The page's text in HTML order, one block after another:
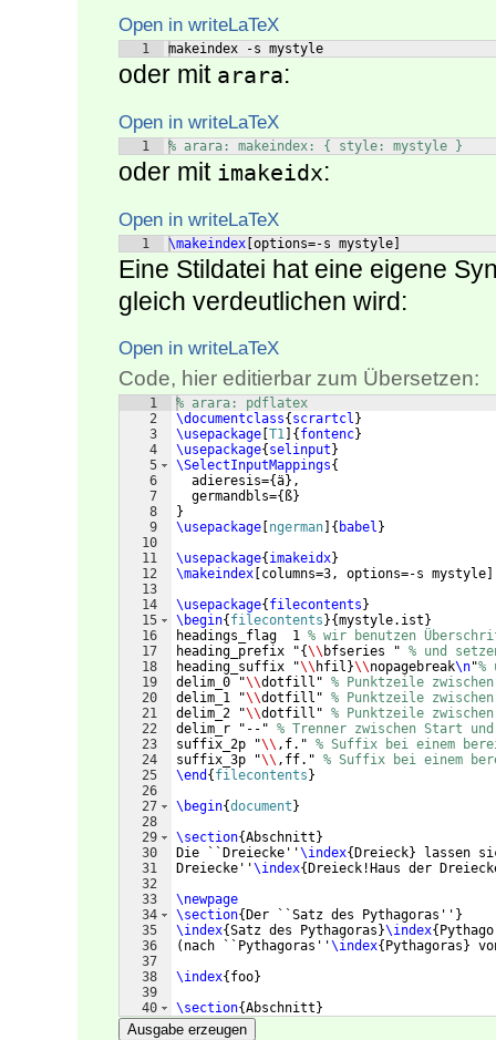
Open in writeLaTeX
1 makeindex -s mystyle
oder mit arara:
Open in writeLaTeX
1 % arara: makeindex: { style: mystyle }
oder mit imakeidx:
Open in writeLaTeX
1 \makeindex options=-s mystyle
Eine Stildatei hat eine eigene
gleich verdeutlichen wird:
Open in writeLaTeX
Code, hier editierbar zum Übersetzen:
1
2
3
4
5
6
7
8
9
10
11
12
13
14
15
16
17
18
19
20
21
22
23
24
25
26
27
28
29
30
31
32
33
34
35
36
37
38
39
40
41
% arara: pdflatex
\documentclass{ scrartcl }
\usepackage T1 { fontenc}
\usepackage{ selinput }
\SelectInputMappings{
  adieresis=
{ä} ,
  germandbls=
{ ß}
}
\usepackage ngerman { babel }
\usepackage{ imakeidx}
\makeindex columns=3, options=-s mystyle
\usepackage{ filecontents }
\begin{ filecontents }{mystyle.ist }
headings_flag  1 % wir benutzen
heading_prefix "{\\ bfseries " % und
heading_suffix "\\ hfil }\\nopagebreak\n"%
delim_0 "\\dotfill" % Punktzeile
delim_1 "\\dotfill" % Punktzeile
delim_2 "\\dotfill" % Punktzeile
delim_r "--" % Trenner zwischen Start
suffix_2p "\\ ,f." % Suffix bei einem
suffix_3p "\\ ,ff." % Suffix bei einem
\end { filecontents }
\begin{document }
\section{Abschnitt }
Die ``Dreiecke''\index{ Dreieck} lassen
Dreiecke''\index{ Dreieck!Haus der
\newpage
\section{ Der ``Satz des Pythagoras'' }
\index{Satz des Pythagoras }\index{
( nach ``Pythagoras''\index{ Pythagoras }
\index{ foo}
\section{Abschnitt }
Die ``Dreiecke''
Ausgabe erzeugen